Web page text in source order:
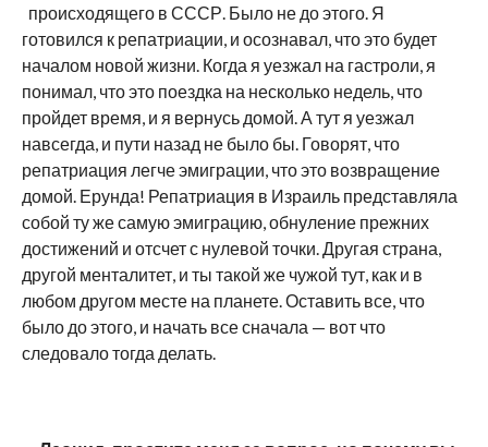
происходящего в СССР. Было не до этого. Я
готовился к репатриации, и осознавал, что это будет
началом новой жизни. Когда я уезжал на гастроли, я
понимал, что это поездка на несколько недель, что
пройдет время, и я вернусь домой. А тут я уезжал
навсегда, и пути назад не было бы. Говорят, что
репатриация легче эмиграции, что это возвращение
домой. Ерунда! Репатриация в Израиль представляла
собой ту же самую эмиграцию, обнуление прежних
достижений и отсчет с нулевой точки. Другая страна,
другой менталитет, и ты такой же чужой тут, как и в
любом другом месте на планете. Оставить все, что
было до этого, и начать все сначала — вот что
следовало тогда делать.